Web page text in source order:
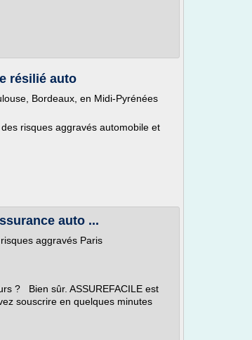
résilié auto
Bordeaux, en Midi-Pyrénées
risques aggravés automobile et
auto ...
aggravés Paris
? Bien sûr. ASSUREFACILE est
souscrire en quelques minutes